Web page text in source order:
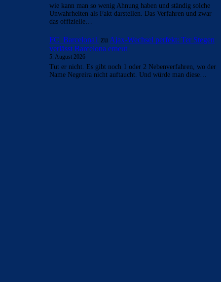
wie kann man so wenig Ahnung haben und ständig solche
Unwahrheiten als Fakt darstellen. Das Verfahren und zwar
das offizielle…
FC_Barcelona1 zu Ajax-Wechsel perfekt: Ter Stegen
verlässt Barcelona erneut
5. August 2026
Tut er nicht. Es gibt noch 1 oder 2 Nebenverfahren, wo der
Name Negreira nicht auftaucht. Und würde man diese…